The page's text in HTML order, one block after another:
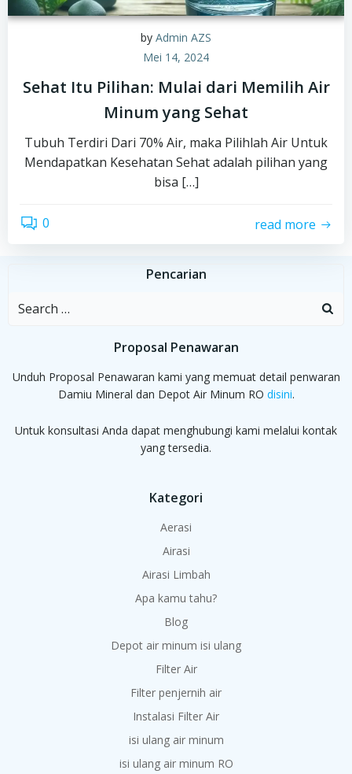
by Admin AZS
Mei 14, 2024
Sehat Itu Pilihan: Mulai dari Memilih Air
Minum yang Sehat
Tubuh Terdiri Dari 70% Air, maka Pilihlah Air Untuk
Mendapatkan Kesehatan Sehat adalah pilihan yang
bisa […]
0 read more
Pencarian
Search
Proposal Penawaran
Unduh Proposal Penawaran kami yang memuat detail penwaran
Damiu Mineral dan Depot Air Minum RO disini.
Untuk konsultasi Anda dapat menghubungi kami melalui kontak
yang tersedia.
Kategori
Aerasi
Airasi
Airasi Limbah
Apa kamu tahu?
Blog
Depot air minum isi ulang
Filter Air
Filter penjernih air
Instalasi Filter Air
isi ulang air minum
isi ulang air minum RO